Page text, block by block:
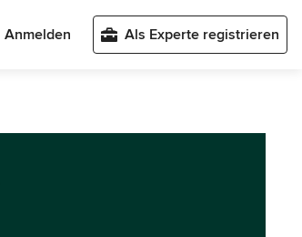
Anmelden Als Experte registrieren